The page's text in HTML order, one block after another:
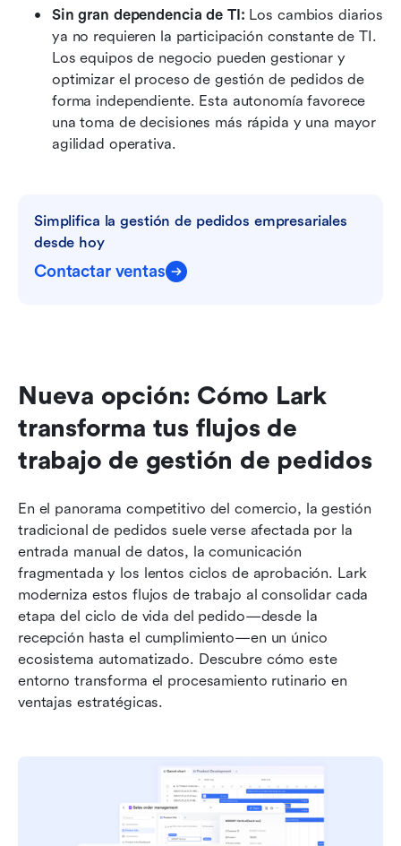
Sin gran dependencia de TI: Los cambios diarios
ya no requieren la participación constante de TI.
Los equipos de negocio pueden gestionar y
optimizar el proceso de gestión de pedidos de
forma independiente. Esta autonomía favorece
una toma de decisiones más rápida y una mayor
agilidad operativa.
Simplifica la gestión de pedidos empresariales
desde hoy
Contactar ventas
Nueva opción: Cómo Lark
transforma tus flujos de
trabajo de gestión de pedidos
En el panorama competitivo del comercio, la gestión
tradicional de pedidos suele verse afectada por la
entrada manual de datos, la comunicación
fragmentada y los lentos ciclos de aprobación. Lark
moderniza estos flujos de trabajo al consolidar cada
etapa del ciclo de vida del pedido—desde la
recepción hasta el cumplimiento—en un único
ecosistema automatizado. Descubre cómo este
entorno transforma el procesamiento rutinario en
ventajas estratégicas.